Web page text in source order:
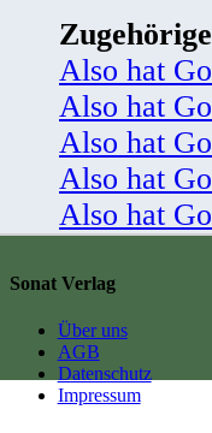
Also hat
Also hat
Also hat
Also hat
Also hat
Sonat Verlag
Über uns
AGB
Datenschutz
Impressum